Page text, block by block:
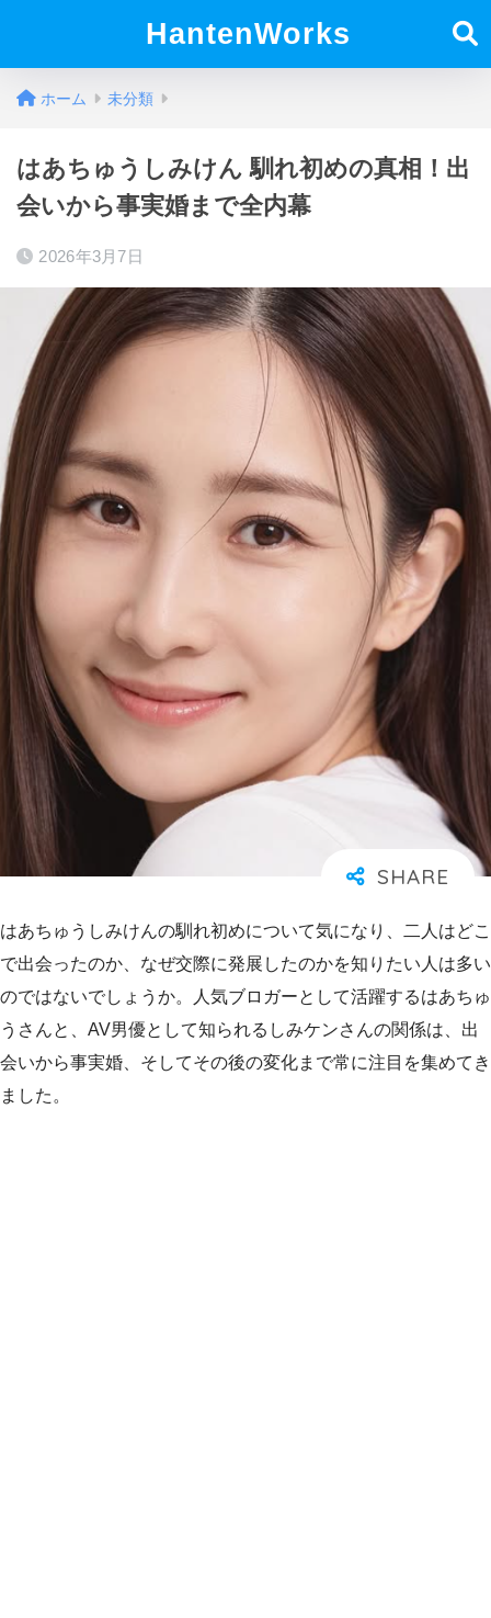
HantenWorks
ホーム 未分類
はあちゅうしみけん 馴れ初めの真相！出
会いから事実婚まで全内幕
2026年3月7日
はあちゅうしみけんの馴れ初めについて気になり、二人はどこ
で出会ったのか、なぜ交際に発展したのかを知りたい人は多い
のではないでしょうか。人気ブロガーとして活躍するはあちゅ
うさんと、AV男優として知られるしみケンさんの関係は、出
会いから事実婚、そしてその後の変化まで常に注目を集めてき
ました。